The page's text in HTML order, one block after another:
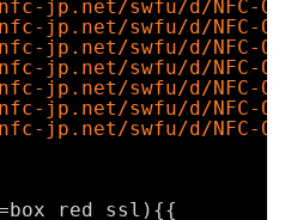
jp.net/swfu/d/NFC-
jp.net/swfu/d/NFC-
jp.net/swfu/d/NFC-
jp.net/swfu/d/NFC-
jp.net/swfu/d/NFC-
jp.net/swfu/d/NFC-
jp.net/swfu/d/NFC-